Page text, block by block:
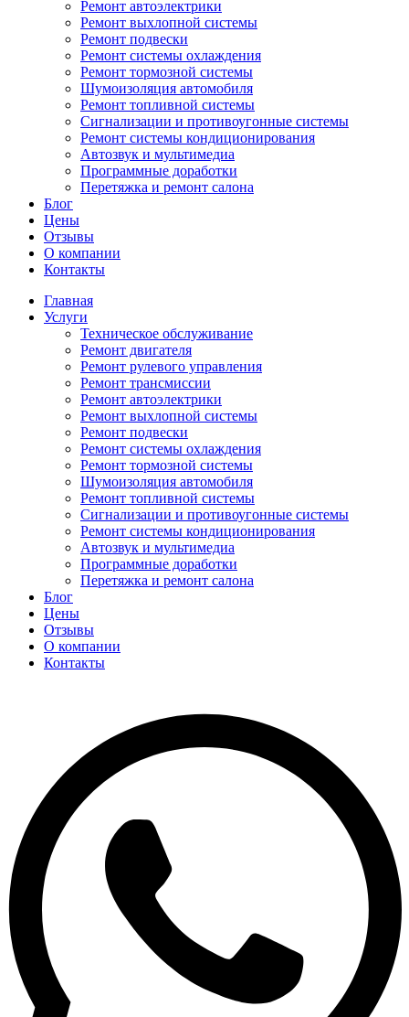
Ремонт автоэлектрики
Ремонт выхлопной системы
Ремонт подвески
Ремонт системы охлаждения
Ремонт тормозной системы
Шумоизоляция автомобиля
Ремонт топливной системы
Сигнализации и противоугонные системы
Ремонт системы кондиционирования
Автозвук и мультимедиа
Программные доработки
Перетяжка и ремонт салона
Блог
Цены
Отзывы
О компании
Контакты
Главная
Услуги
Техническое обслуживание
Ремонт двигателя
Ремонт рулевого управления
Ремонт трансмиссии
Ремонт автоэлектрики
Ремонт выхлопной системы
Ремонт подвески
Ремонт системы охлаждения
Ремонт тормозной системы
Шумоизоляция автомобиля
Ремонт топливной системы
Сигнализации и противоугонные системы
Ремонт системы кондиционирования
Автозвук и мультимедиа
Программные доработки
Перетяжка и ремонт салона
Блог
Цены
Отзывы
О компании
Контакты